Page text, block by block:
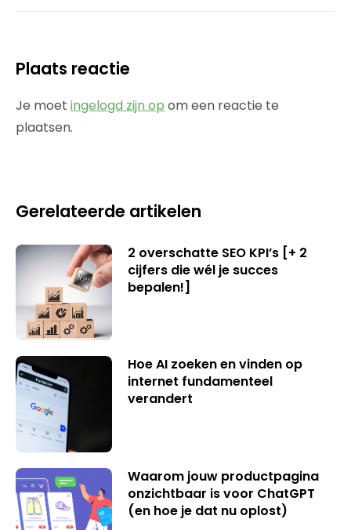
Plaats reactie
Je moet ingelogd zijn op om een reactie te
plaatsen.
Gerelateerde artikelen
2 overschatte SEO KPI’s [+ 2
cijfers die wél je succes
bepalen!]
Hoe AI zoeken en vinden op
internet fundamenteel
verandert
Waarom jouw productpagina
onzichtbaar is voor ChatGPT
(en hoe je dat nu oplost)